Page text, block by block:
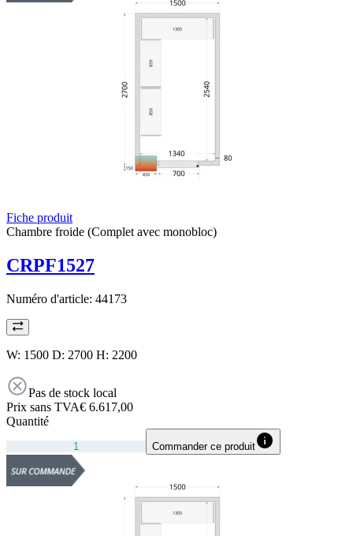
Fiche produit
Chambre froide (Complet avec monobloc)
CRPF1527
Numéro d'article: 44173
W: 1500 D: 2700 H: 2200
Pas de stock local
Prix sans TVA€ 6.617,00
Quantité
Commander ce produit